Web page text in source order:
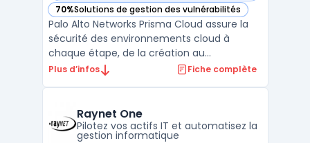
70%Solutions de gestion des vulnérabilités
— voir Palo Alto Networks Prisma Cloud dans cette
Palo Alto Networks Prisma Cloud assure la
sécurité des environnements cloud à
chaque étape, de la création au
déploiement. Les équipes sécurité et
des architectures multi-cloud. En
centralisant la surveillance et la go ...
Plus d’infos Fiche complète
Raynet One
Pilotez vos actifs IT et automatisez la
gestion informatique